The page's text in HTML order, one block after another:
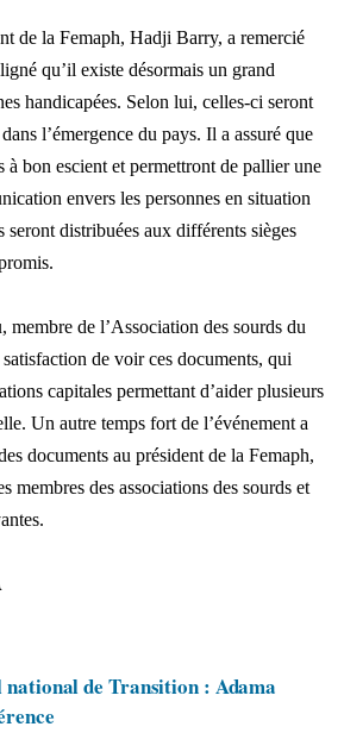
de la Femaph, Hadji Barry, a remercié
qu’il existe désormais un grand
handicapées. Selon lui, celles-ci seront
l’émergence du pays. Il a assuré que
à bon escient et permettront de pallier une
envers les personnes en situation
seront distribuées aux différents sièges
membre de l’Association des sourds du
de voir ces documents, qui
capitales permettant d’aider plusieurs
Un autre temps fort de l’événement a
documents au président de la Femaph,
membres des associations des sourds et
national de Transition : Adama